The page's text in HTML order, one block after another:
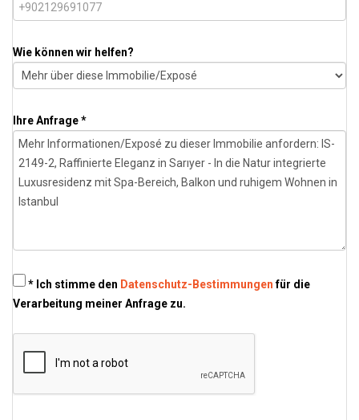
Wie können wir helfen?
Ihre Anfrage *
* Ich stimme den Datenschutz-Bestimmungenfür die
Verarbeitung meiner Anfrage zu.